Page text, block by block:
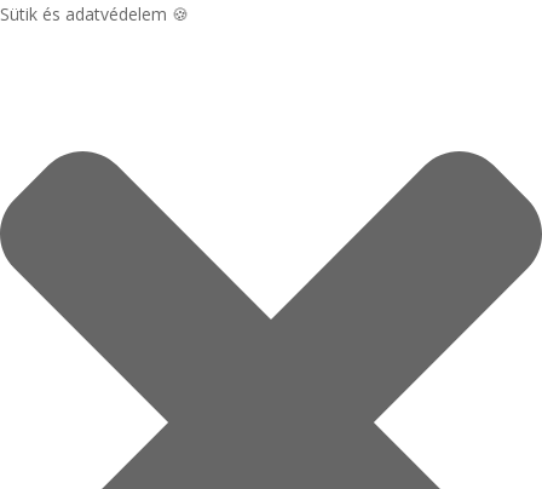
Sütik és adatvédelem 🍪